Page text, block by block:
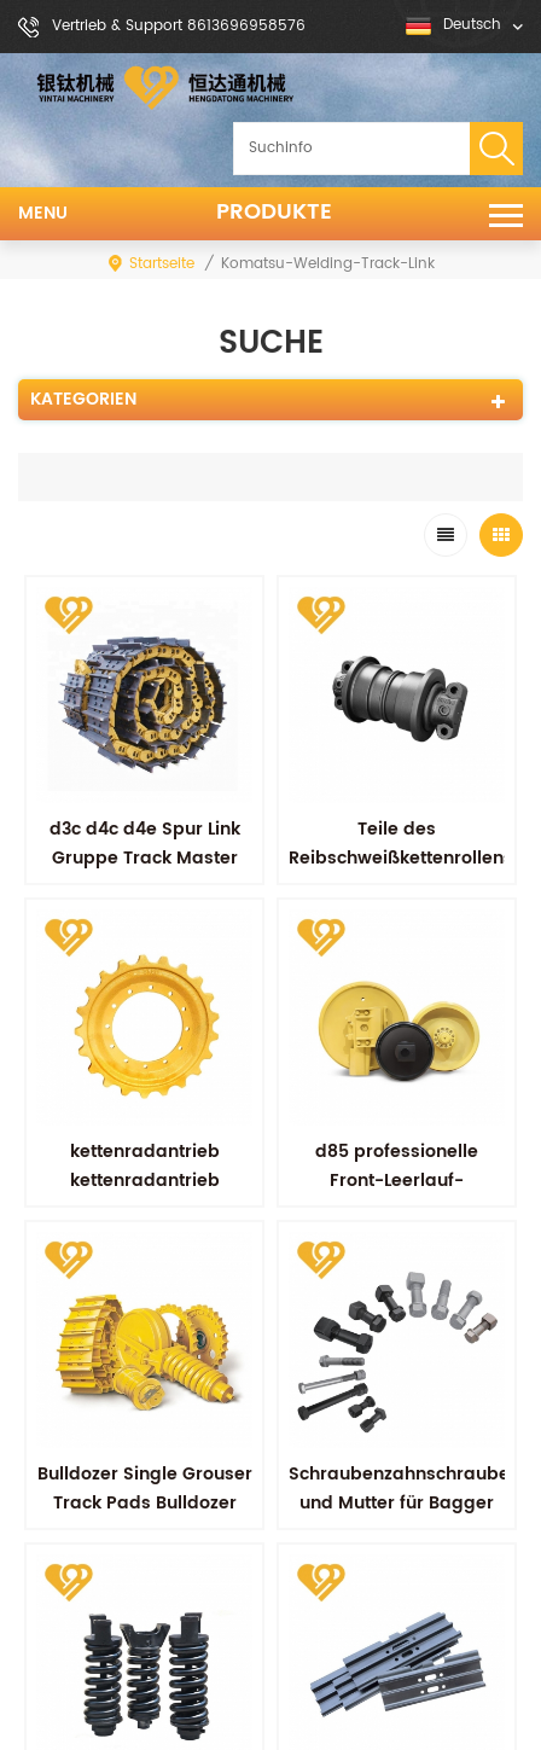
Vertrieb & Support 8613696958576 Deutsch
PRODUKTE
MENU
Startseite / Komatsu-Welding-Track-Link
SUCHE
KATEGORIEN
d3c d4c d4e Spur Link
Gruppe Track Master
Teile des
Reibschweißkettenrollens
kettenradantrieb
kettenradantrieb
fahrradersatzteile
d85 professionelle
Front-Leerlauf-
Bulldozer Single Grouser
Track Pads Bulldozer
Schraubenzahnschraube
und Mutter für Bagger